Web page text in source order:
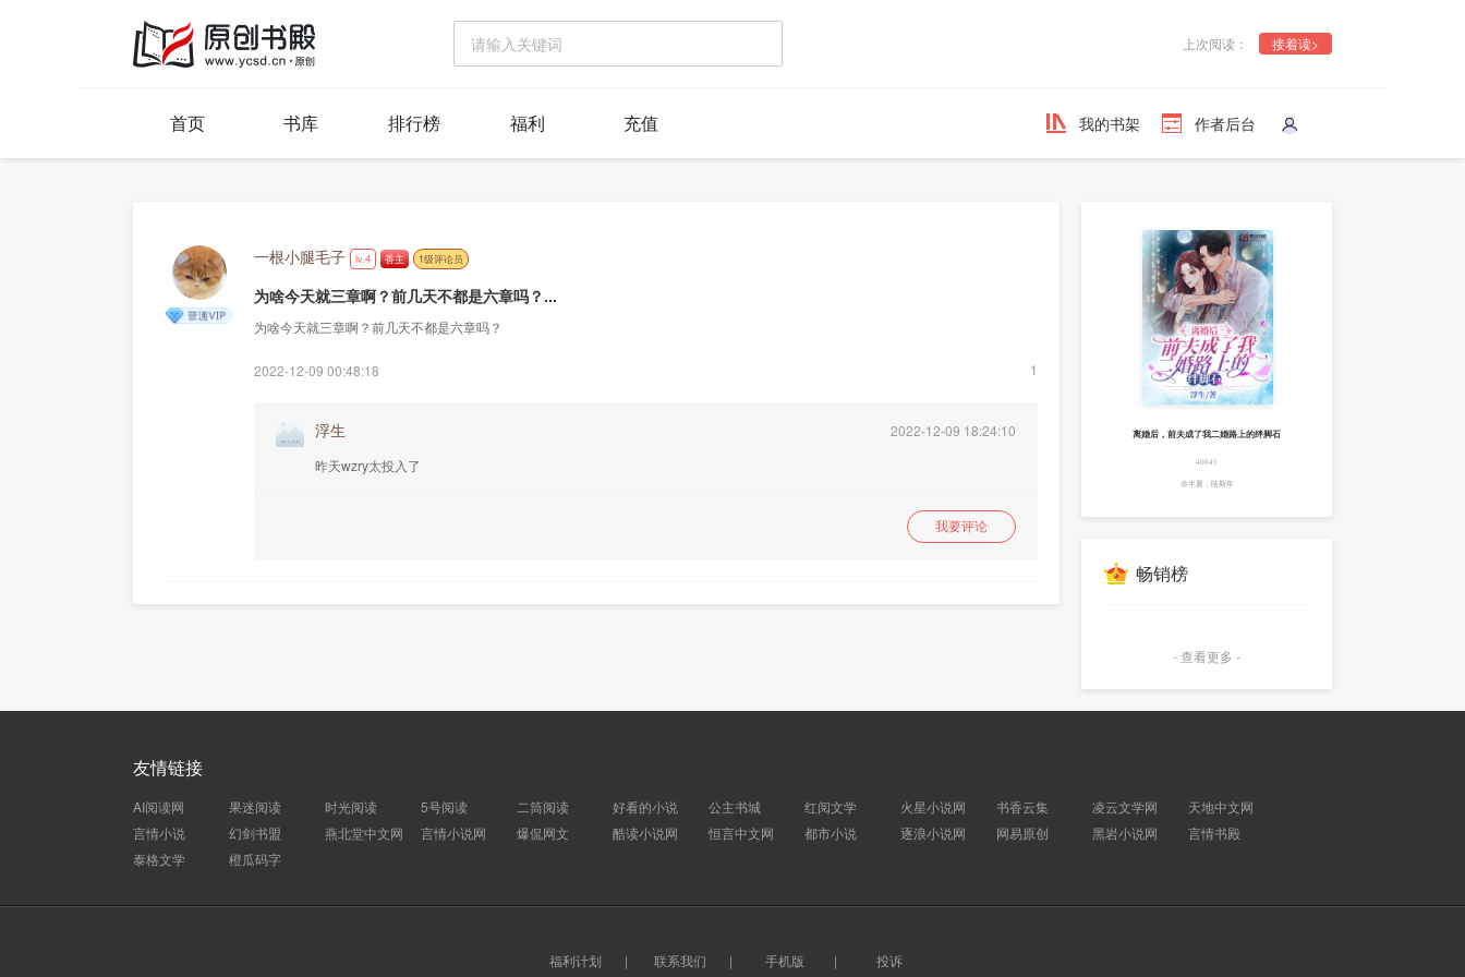
上次阅读： 接着读>
首页 书库 排行榜 福利 充值 我的书架 作者后台
一根小腿毛子 lv.4 香主 1级评论员
为啥今天就三章啊？前几天不都是六章吗？...
为啥今天就三章啊？前几天不都是六章吗？
2022-12-09 00:48:18 1
浮生
2022-12-09 18:24:10
昨天wzry太投入了
我要评论
离婚后，前夫成了我二婚路上的绊脚石
40045
余半夏，陆斯年
畅销榜
- 查看更多 -
友情链接
AI阅读网 果迷阅读 时光阅读 5号阅读 二筒阅读 好看的小说 公主书城 红阅文学 火星小说网 书香云集 凌云文学网
天地中文网
言情小说
幻剑书盟 燕北堂中文网 言情小说网 爆侃网文 酷读小说网 恒言中文网 都市小说 逐浪小说网 网易原创 黑岩小说网
言情书殿
泰格文学
橙瓜码字
福利计划 | 联系我们 | 手机版 | 投诉